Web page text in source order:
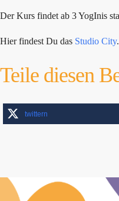
Der Kurs findet ab 3 YogInis
Hier findest Du das Studio City
Teile diesen
twittern